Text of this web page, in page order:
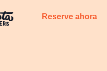
Reserve ahora